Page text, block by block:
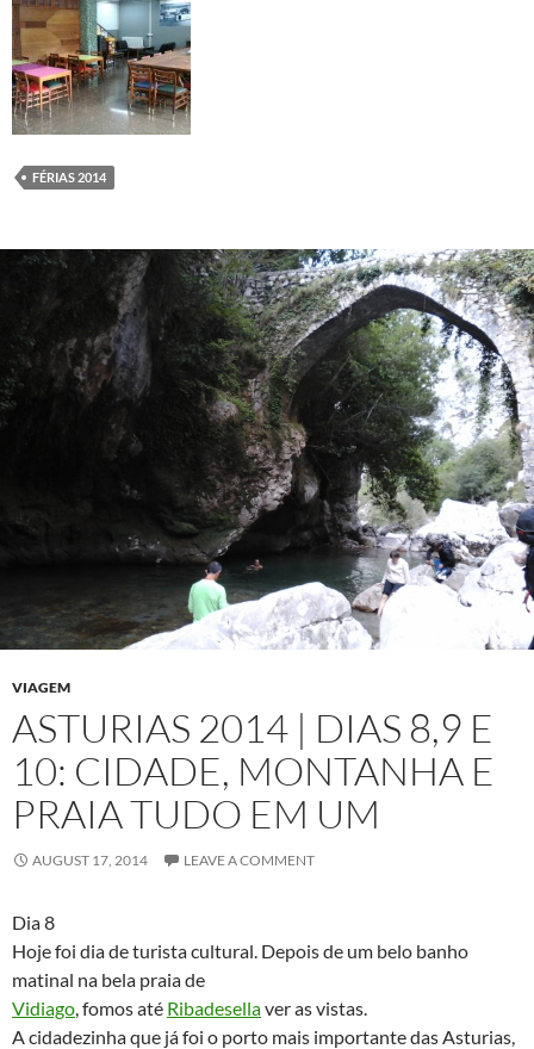
FÉRIAS 2014
VIAGEM
ASTURIAS 2014 | DIAS 8,9 E
10: CIDADE, MONTANHA E
PRAIA TUDO EM UM
AUGUST 17, 2014 LEAVE A COMMENT
Dia 8
Hoje foi dia de turista cultural. Depois de um belo banho
matinal na bela praia de
Vidiago, fomos até Ribadesellaver as vistas.
A cidadezinha que já foi o porto mais importante das Asturias,